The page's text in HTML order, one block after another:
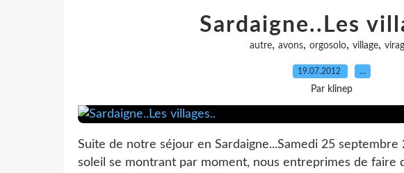
Sardaigne..Les
autre, avons, orgosolo, village,
19.07.2012 …
Par klinep
Suite de notre séjour en Sardaigne...Samedi 25 septembre
soleil se montrant par moment, nous entreprimes de faire